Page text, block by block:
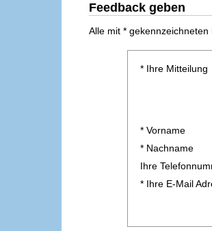
Feedback geben
Alle mit *
* Ihre Mitteilung
* Vorname
* Nachname
Ihre
* Ihre E-Mail